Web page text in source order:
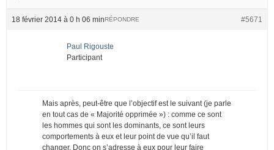
18 février 2014 à 0 h 06 min #5671
RÉPONDRE
Paul Rigouste
Participant
Mais après, peut-être que l’objectif est le suivant (je parle
en tout cas de « Majorité opprimée ») : comme ce sont
les hommes qui sont les dominants, ce sont leurs
comportements à eux et leur point de vue qu’il faut
changer. Donc on s’adresse à eux pour leur faire